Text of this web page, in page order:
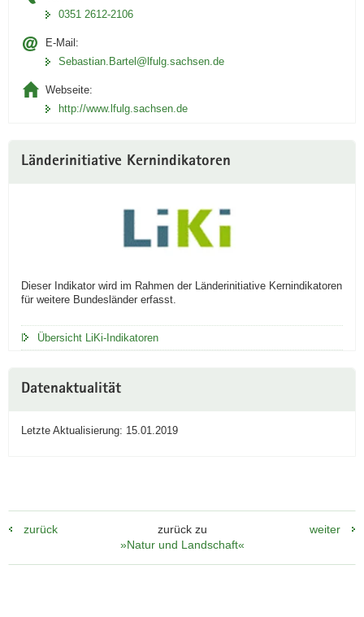
0351 2612-2106
E-Mail:
Sebastian.Bartel@lfulg.sachsen.de
Webseite:
http://www.lfulg.sachsen.de
Länderinitiative Kernindikatoren
Dieser Indikator wird im Rahmen der Länderinitiative Kernindikatoren
für weitere Bundesländer erfasst.
Übersicht LiKi-Indikatoren
Datenaktualität
Letzte Aktualisierung: 15.01.2019
zurück
zurück zu
»Natur und Landschaft«
weiter